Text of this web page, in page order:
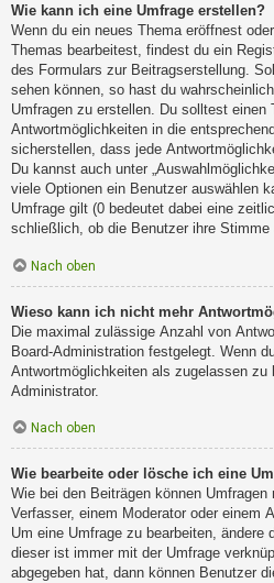
Wie kann ich eine Umfrage erstellen?
Wenn du ein neues Thema eröffnest
Themas bearbeitest, findest du ein
des Formulars zur Beitragserstellung.
sehen können, so hast du
Umfragen zu erstellen. Du solltest einen
Antwortmöglichkeiten in die
sicherstellen, dass jede
Du kannst auch unter
viele Optionen ein Benutzer auswählen
Umfrage gilt (0 bedeutet dabei eine
schließlich, ob die Benutzer ihre Stimme
Nach oben
Wieso kann ich nicht mehr
Die maximal zulässige Anzahl von
Board-Administration festgelegt. Wenn
Antwortmöglichkeiten als zugelassen zu
Administrator.
Nach oben
Wie bearbeite oder lösche ich eine
Wie bei den Beiträgen können Umfragen
Verfasser, einem Moderator oder einem
Um eine Umfrage zu bearbeiten, ändere
dieser ist immer mit der Umfrage
abgegeben hat, dann können Benutzer